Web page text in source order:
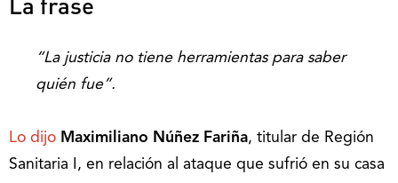
“La justicia no tiene herramientas para saber
quién fue”.
Lo dijo Maximiliano Núñez Fariña, titular de Región
Sanitaria I, en relación al ataque que sufrió en su casa